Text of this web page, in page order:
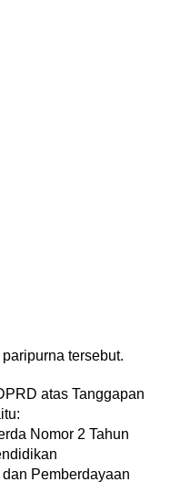
tersebut.
atas Tanggapan
Nomor 2 Tahun
Pemberdayaan